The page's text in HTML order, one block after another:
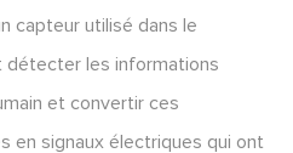
capteur utilisé dans le
détecter les informations
et convertir ces
en signaux électriques qui ont